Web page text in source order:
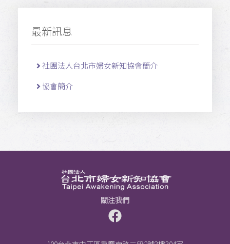
最新訊息
社團法人台北市婦女新知協會簡介
協會簡介
關注我們